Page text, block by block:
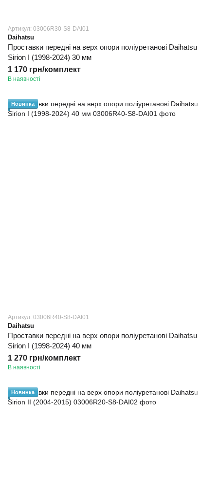
Артикул: 03006R30-S8-DAI01
Daihatsu
Проставки передні на верх опори поліуретанові Daihatsu
Sirion I (1998-2024) 30 мм
1 170 грн/комплект
В наявності
Новинка
Артикул: 03006R40-S8-DAI01
Daihatsu
Проставки передні на верх опори поліуретанові Daihatsu
Sirion I (1998-2024) 40 мм
1 270 грн/комплект
В наявності
Новинка